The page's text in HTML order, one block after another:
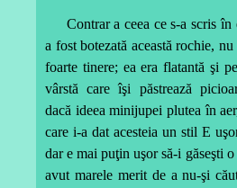
Contrar a ceea ce s-a scris în
a fost botezată această rochie,
foarte tinere; ea era flatantă şi
vârstă care îşi păstrează
dacă ideea minijupei plutea în
care i-a dat acesteia un stil E
dar e mai puţin uşor să-i găseşti
avut marele merit de a nu-şi